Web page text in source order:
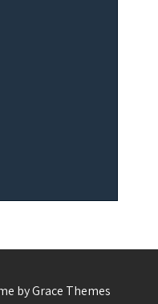
by Grace Themes